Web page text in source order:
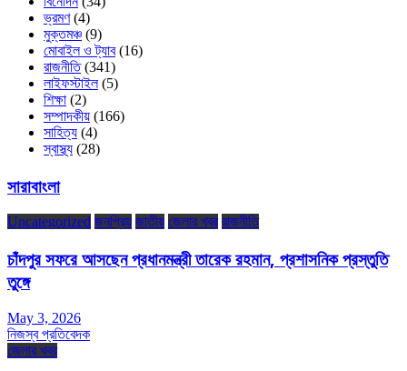
ভ্রমণ(4)
মুক্তমঞ্চ (9)
মোবাইল ও ট্যাব(16)
রাজনীতি(341)
লাইফস্টাইল(5)
শিক্ষা (2)
সম্পাদকীয় (166)
সাহিত্য (4)
স্বাস্থ্য (28)
সারাবাংলা
Uncategorized জনপ্রিয় জাতীয় জেলার খবর রাজনীতি
চাঁদপুর সফরে আসছেন প্রধানমন্ত্রী তারেক রহমান, প্রশাসনিক প্রস্তুতি
তুঙ্গে
May 3, 2026
নিজস্ব প্রতিবেদক
জেলার খবর